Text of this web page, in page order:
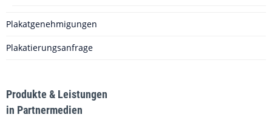
Plakatgenehmigungen
Plakatierungsanfrage
Produkte & Leistungen
in Partnermedien